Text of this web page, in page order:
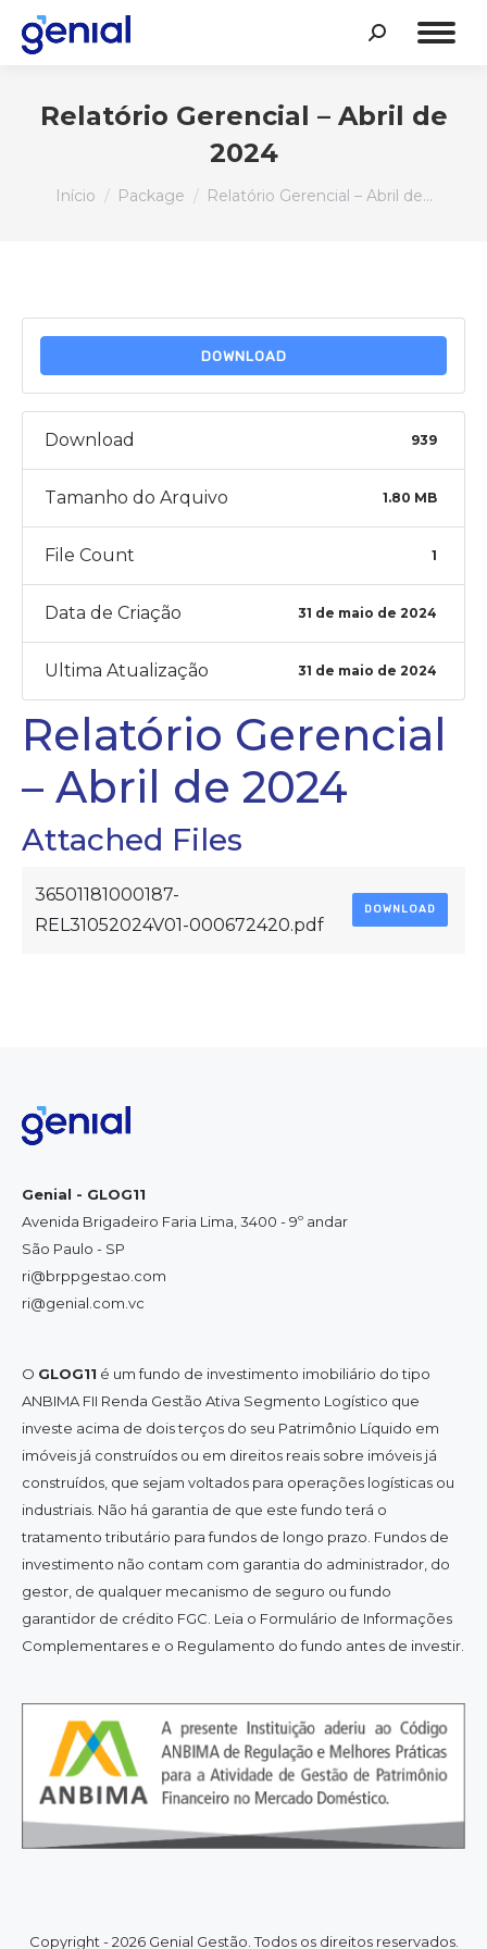
Search:
Relatório Gerencial – Abril de
2024
Você está aqui:
Início Package Relatório Gerencial – Abril de…
DOWNLOAD
Download 939
Tamanho do Arquivo 1.80 MB
File Count 1
Data de Criação 31 de maio de 2024
Ultima Atualização 31 de maio de 2024
Relatório Gerencial
– Abril de 2024
Attached Files
36501181000187-
REL31052024V01-000672420.pdf
DOWNLOAD
Genial - GLOG11
Avenida Brigadeiro Faria Lima, 3400 - 9º andar
São Paulo - SP
ri@brppgestao.com
ri@genial.com.vc
O GLOG11 é um fundo de investimento imobiliário do tipo
ANBIMA FII Renda Gestão Ativa Segmento Logístico que
investe acima de dois terços do seu Patrimônio Líquido em
imóveis já construídos ou em direitos reais sobre imóveis já
construídos, que sejam voltados para operações logísticas ou
industriais. Não há garantia de que este fundo terá o
tratamento tributário para fundos de longo prazo. Fundos de
investimento não contam com garantia do administrador, do
gestor, de qualquer mecanismo de seguro ou fundo
garantidor de crédito FGC. Leia o Formulário de Informações
Complementares e o Regulamento do fundo antes de investir.
Copyright - 2026 Genial Gestão. Todos os direitos reservados.